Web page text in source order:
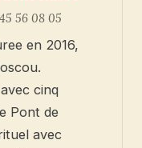
56 08 05
en 2016,
cinq
Pont de
avec